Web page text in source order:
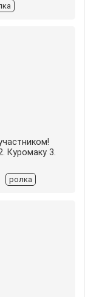
Куромаку 3.
ролка